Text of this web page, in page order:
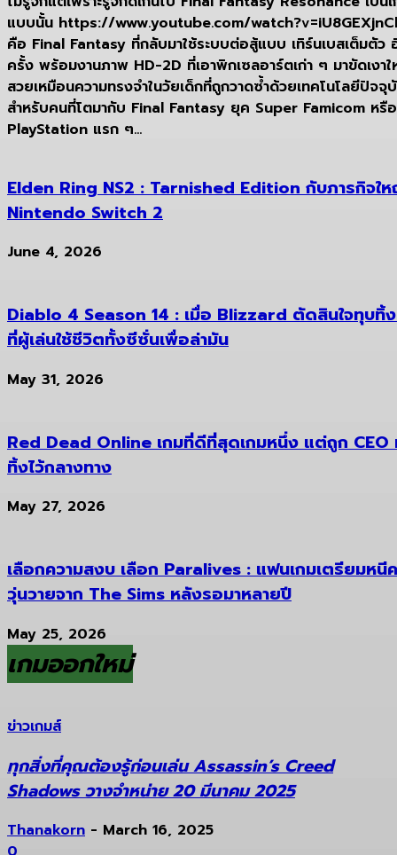
แบบนั้น https://www.youtube.com/
คือ Final Fantasy ที่กลับมาใช้ระบบต่อสู้แบบ เทิร์นเบสเต็มตัว
ครั้ง พร้อมงานภาพ HD-2D ที่เอาพิกเซลอาร์ตเก่า ๆ มาขัดเงา
สวยเหมือนความทรงจำในวัยเด็กที่ถูกวาดซ้ำด้วยเทคโนโลยีปัจจุ
สำหรับคนที่โตมากับ Final Fantasy ยุค Super Famicom หรื
PlayStation แรก ๆ...
Elden Ring NS2 : Tarnished Edition กับภารกิจใ
Nintendo Switch 2
June 4, 2026
Diablo 4 Season 14 : เมื่อ Blizzard ตัดสินใจทุบทิ้
ที่ผู้เล่นใช้ชีวิตทั้งซีซั่นเพื่อล่ามัน
May 31, 2026
Red Dead Online เกมที่ดีที่สุดเกมหนึ่ง แต่ถูก
ทิ้งไว้กลางทาง
May 27, 2026
เลือกความสงบ เลือก Paralives : แฟนเกมเตรียมหนี
วุ่นวายจาก The Sims หลังรอมาหลายปี
May 25, 2026
เกมออกใหม่
ข่าวเกมส์
ทุกสิ่งที่คุณต้องรู้ก่อนเล่น Assassin’s Creed
Shadows วางจำหน่าย 20 มีนาคม 2025
Thanakorn - March 16, 2025